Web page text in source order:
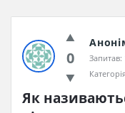
0 Запитав:
Як